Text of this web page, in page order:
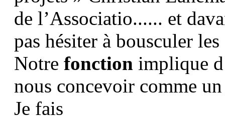
de l’Associatio...... et
pas hésiter à bousculer
Notre fonction implique
nous concevoir comme
Je fais